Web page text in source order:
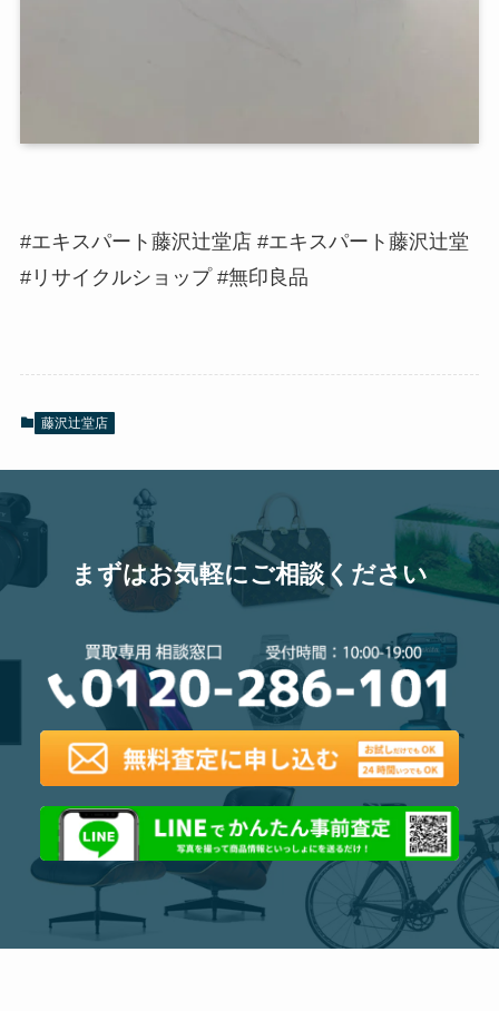
#エキスパート藤沢辻堂店 #エキスパート藤沢辻堂
#リサイクルショップ #無印良品
藤沢辻堂店
まずはお気軽にご相談ください